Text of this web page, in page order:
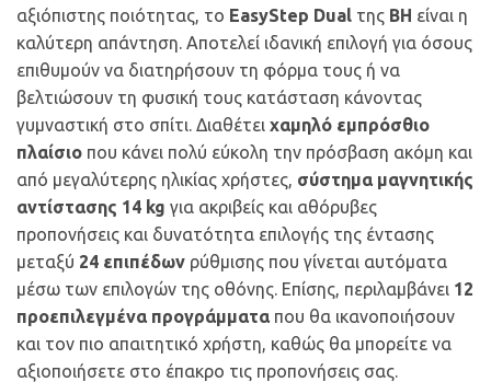
αξιόπιστης ποιότητας, το EasyStep Dual της BH είναι η
καλύτερη απάντηση. Αποτελεί ιδανική επιλογή για όσους
επιθυμούν να διατηρήσουν τη φόρμα τους ή να
βελτιώσουν τη φυσική τους κατάσταση κάνοντας
γυμναστική στο σπίτι. Διαθέτει χαμηλό εμπρόσθιο
πλαίσιο που κάνει πολύ εύκολη την πρόσβαση ακόμη και
από μεγαλύτερης ηλικίας χρήστες, σύστημα μαγνητικής
αντίστασης 14 kg για ακριβείς και αθόρυβες
προπονήσεις και δυνατότητα επιλογής της έντασης
μεταξύ 24 επιπέδων ρύθμισης που γίνεται αυτόματα
μέσω των επιλογών της οθόνης. Επίσης, περιλαμβάνει 12
προεπιλεγμένα προγράμματα που θα ικανοποιήσουν
και τον πιο απαιτητικό χρήστη, καθώς θα μπορείτε να
αξιοποιήσετε στο έπακρο τις προπονήσεις σας.